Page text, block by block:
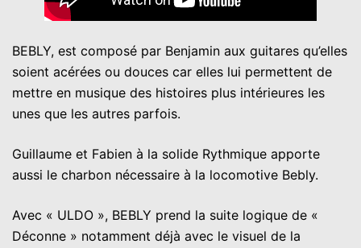
BEBLY, est composé par Benjamin aux guitares qu’elles
soient acérées ou douces car elles lui permettent de
mettre en musique des histoires plus intérieures les
unes que les autres parfois.
Guillaume et Fabien à la solide Rythmique apporte
aussi le charbon nécessaire à la locomotive Bebly.
Avec « ULDO », BEBLY prend la suite logique de «
Déconne » notamment déjà avec le visuel de la